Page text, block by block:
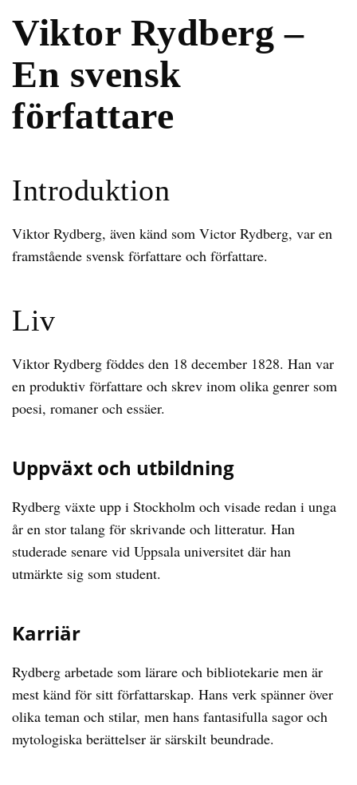
Viktor Rydberg –
En svensk
författare
Introduktion
Viktor Rydberg, även känd som Victor Rydberg, var en
framstående svensk författare och författare.
Liv
Viktor Rydberg föddes den 18 december 1828. Han var
en produktiv författare och skrev inom olika genrer som
poesi, romaner och essäer.
Uppväxt och utbildning
Rydberg växte upp i Stockholm och visade redan i unga
år en stor talang för skrivande och litteratur. Han
studerade senare vid Uppsala universitet där han
utmärkte sig som student.
Karriär
Rydberg arbetade som lärare och bibliotekarie men är
mest känd för sitt författarskap. Hans verk spänner över
olika teman och stilar, men hans fantasifulla sagor och
mytologiska berättelser är särskilt beundrade.